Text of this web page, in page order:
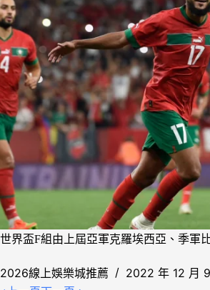
世界盃F組由上屆亞軍克羅埃西亞、季軍
2026線上娛樂城推薦 2022 年 12 月